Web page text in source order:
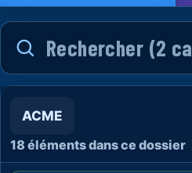
ACME
18 éléments dans ce dossier